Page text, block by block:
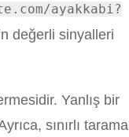
ayakkabi?
değerli sinyalleri
Yanlış bir
sınırlı tarama